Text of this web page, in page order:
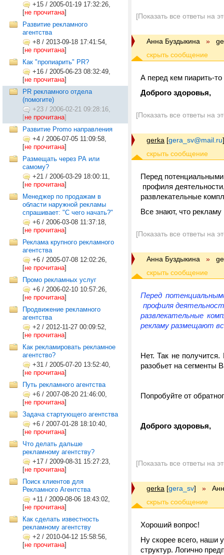
+15 / 2005-01-19 17:32:26,
[не прочитана]
Развитие рекламного
агентства
+8 / 2013-09-18 17:41:54,
[не прочитана]
Как "пропиарить" PR?
+16 / 2005-06-23 08:32:49,
[не прочитана]
PR рекламного отдела
(помогите)
+23 / 2006-02-21 09:28:16,
[не прочитана]
Развитие Promo направления
+4 / 2006-07-05 11:09:58,
[не прочитана]
Размещать через РА или
самому?
+21 / 2006-03-29 18:00:11,
[не прочитана]
Менеджер по продажам в
области наружной рекламы
спрашивает: "С чего начать?"
+6 / 2006-03-08 11:37:18,
[не прочитана]
Реклама крупного рекламного
агентства
+6 / 2005-07-08 12:02:26,
[не прочитана]
Промо рекламных услуг
+6 / 2006-02-10 10:57:26,
[не прочитана]
Продвижение рекламного
агентства
+2 / 2012-11-27 00:09:52,
[не прочитана]
Как рекламировать рекламное
агентство?
+31 / 2005-07-20 13:52:40,
[не прочитана]
Путь рекламного агентства
+6 / 2007-08-20 21:46:00,
[не прочитана]
Задача стартующего агентства
+6 / 2007-01-28 18:10:40,
[не прочитана]
Что делать дальше
рекламному агентству?
+17 / 2009-08-31 15:27:23,
[не прочитана]
Поиск клиентов для
Рекламного Агентства
+11 / 2009-08-06 18:43:02,
[не прочитана]
Как сделать известность
рекламному агентству
+2 / 2010-04-12 15:58:56,
[не прочитана]
[Показать все ответы на
Анна Буздыкина »
А перед кем пиарить-
Доброго здоровья,
[Показать все ответы на
gerka [gera_sv@mail.ru]
Перед
профиля
развлекательные
Все знают, что
[Показать все ответы на
Анна Буздыкина »
Перед
профиля
развлекательные
рекламу размещают
Нет. Так не
разобьет на сегменты
Попробуйте от
Доброго здоровья,
[Показать все ответы на
gerka [gera_sv] »
Хороший вопрос!
Ну скорее всего, наши
структур. Логично